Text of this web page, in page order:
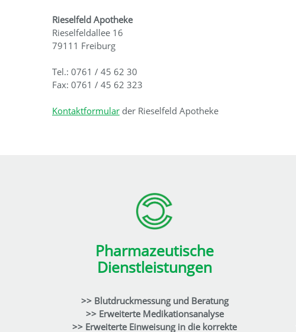
Rieselfeld Apotheke
Rieselfeldallee 16
79111 Freiburg
Tel.: 0761 / 45 62 30
Fax: 0761 / 45 62 323
Kontaktformular der Rieselfeld Apotheke
Pharmazeutische
Dienstleistungen
>> Blutdruckmessung und Beratung
>> Erweiterte Medikationsanalyse
>> Erweiterte Einweisung in die korrekte